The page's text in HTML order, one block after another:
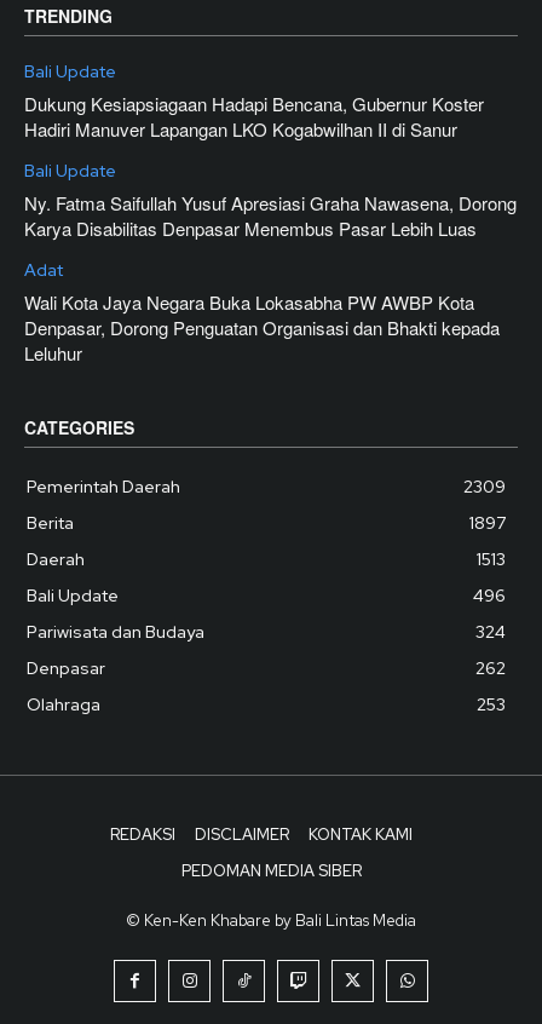
TRENDING
Bali Update
Dukung Kesiapsiagaan Hadapi Bencana, Gubernur Koster
Hadiri Manuver Lapangan LKO Kogabwilhan II di Sanur
Bali Update
Ny. Fatma Saifullah Yusuf Apresiasi Graha Nawasena, Dorong
Karya Disabilitas Denpasar Menembus Pasar Lebih Luas
Adat
Wali Kota Jaya Negara Buka Lokasabha PW AWBP Kota
Denpasar, Dorong Penguatan Organisasi dan Bhakti kepada
Leluhur
CATEGORIES
Pemerintah Daerah
2309
Berita
1897
Daerah
1513
Bali Update
496
Pariwisata dan Budaya
324
Denpasar
262
Olahraga
253
REDAKSI DISCLAIMER
KONTAK KAMI
PEDOMAN MEDIA SIBER
© Ken-Ken Khabare by Bali Lintas Media